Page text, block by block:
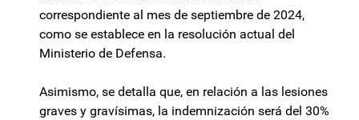
correspondiente al mes de septiembre de 2024,
como se establece en la resolución actual del
Ministerio de Defensa.
Asimismo, se detalla que, en relación a las lesiones
graves y gravísimas, la indemnización será del 30%